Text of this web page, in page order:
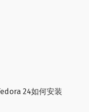
24如何安装